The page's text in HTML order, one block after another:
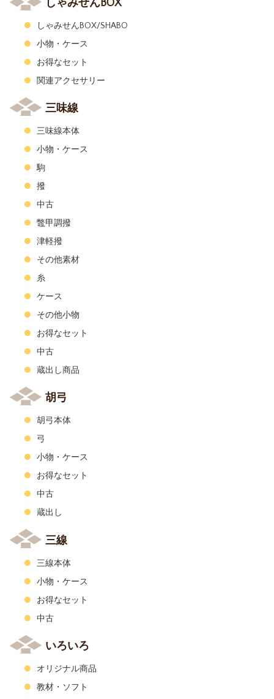
しゃみせんBOX
しゃみせんBOX/SHABO
小物・ケース
お得なセット
関連アクセサリー
三味線
三味線本体
小物・ケース
駒
撥
中古
鼈甲調撥
津軽撥
その他素材
糸
ケース
その他小物
お得なセット
中古
蔵出し商品
胡弓
胡弓本体
弓
小物・ケース
お得なセット
中古
蔵出し
三線
三線本体
小物・ケース
お得なセット
中古
いろいろ
オリジナル商品
教材・ソフト